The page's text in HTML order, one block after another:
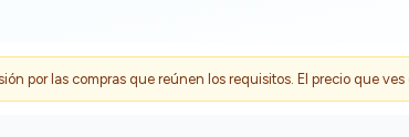
por las compras que reúnen los requisitos. El precio que